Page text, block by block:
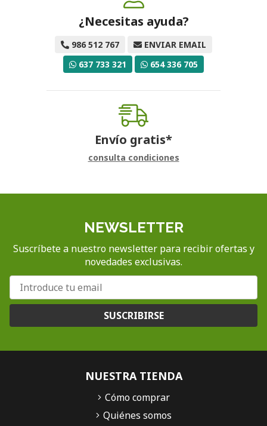
¿Necesitas ayuda?
986 512 767
ENVIAR EMAIL
637 733 321
654 336 705
Envío gratis*
consulta condiciones
NEWSLETTER
Suscríbete a nuestro newsletter para recibir ofertas y
novedades exclusivas.
SUSCRIBIRSE
NUESTRA TIENDA
Cómo comprar
Quiénes somos